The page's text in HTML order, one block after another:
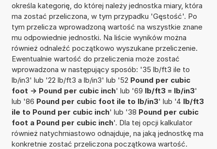
określa kategorię, do której należy jednostka miary, która
ma zostać przeliczona, w tym przypadku 'Gęstość'. Po
tym przelicza wprowadzoną wartość na wszystkie znane
mu odpowiednie jednostki. Na liście wyników można
również odnaleźć początkowo wyszukane przeliczenie.
Ewentualnie wartość do przeliczenia może zostać
wprowadzona w następujący sposób: '35 lb/ft3 ile to
lb/in3' lub '22 lb/ft3 a lb/in3' lub '52 Pound per cubic
foot -> Pound per cubic inch' lub '69 lb/ft3 = lb/in3'
lub '86 Pound per cubic foot ile to lb/in3' lub '4 lb/ft3
ile to Pound per cubic inch' lub '38 Pound per cubic
foot a Pound per cubic inch'. Dla tej opcji kalkulator
również natychmiastowo odnajduje, na jaką jednostkę ma
konkretnie zostać przeliczona początkowa wartość.